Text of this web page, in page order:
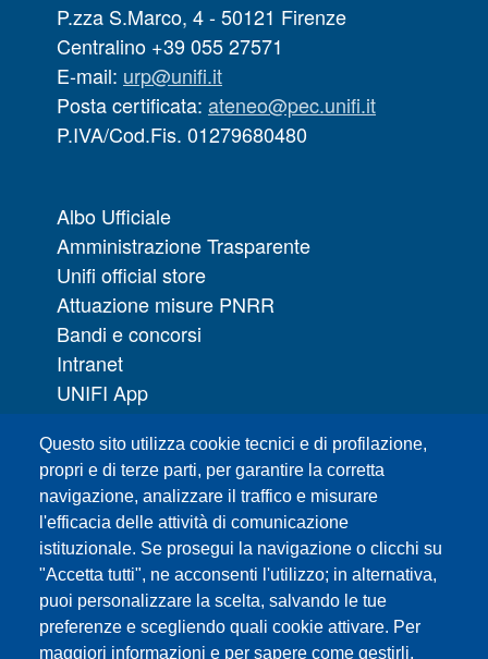
Questo sito utilizza cookie tecnici e di profilazione,
propri e di terze parti, per garantire la corretta
navigazione, analizzare il traffico e misurare
l'efficacia delle attività di comunicazione
istituzionale. Se prosegui la navigazione o clicchi su
"Accetta tutti", ne acconsenti l'utilizzo; in alternativa,
puoi personalizzare la scelta, salvando le tue
preferenze e scegliendo quali cookie attivare. Per
maggiori informazioni e per sapere come gestirli,
P.zza S.Marco, 4 - 50121 Firenze
Centralino +39 055 27571
E-mail: urp@unifi.it
Posta certificata: ateneo@pec.unifi.it
P.IVA/Cod.Fis. 01279680480
Albo Ufficiale
Amministrazione Trasparente
Unifi official store
Attuazione misure PNRR
Bandi e concorsi
Intranet
UNIFI App
URP | Ufficio Relazioni con il Pubblico
Sedi
Mappa del sito
Webmaster e redazione web
Elenco dei siti tematici
Accessibilità